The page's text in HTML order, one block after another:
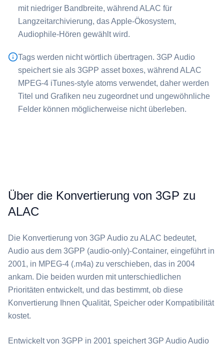
mit niedriger Bandbreite, während ⁦ALAC⁩ für
Langzeitarchivierung, das Apple-Ökosystem,
Audiophile-Hören gewählt wird.
Tags werden nicht wörtlich übertragen. ⁦3GP Audio⁩
speichert sie als 3GPP asset boxes, während ⁦ALAC⁩
MPEG-4 iTunes-style atoms verwendet, daher werden
Titel und Grafiken neu zugeordnet und ungewöhnliche
Felder können möglicherweise nicht überleben.
Über die Konvertierung von 3GP zu
ALAC
Die Konvertierung von ⁦3GP Audio⁩ zu ⁦ALAC⁩ bedeutet,
Audio aus dem 3GPP (audio-only)-Container, eingeführt in
2001, in MPEG-4 (.m4a) zu verschieben, das in 2004
ankam. Die beiden wurden mit unterschiedlichen
Prioritäten entwickelt, und das bestimmt, ob diese
Konvertierung Ihnen Qualität, Speicher oder Kompatibilität
kostet.
Entwickelt von 3GPP in 2001 speichert ⁦3GP Audio⁩ Audio